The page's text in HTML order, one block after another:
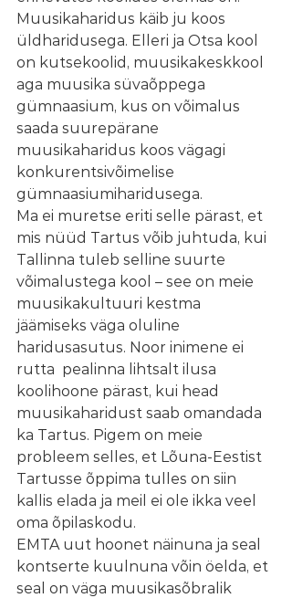
Muusikaharidus käib ju koos
üldharidusega. Elleri ja Otsa kool
on kutsekoolid, muusikakeskkool
aga muusika süvaõppega
gümnaasium, kus on võimalus
saada suurepärane
muusikaharidus koos vägagi
konkurentsivõimelise
gümnaasiumiharidusega.
Ma ei muretse eriti selle pärast, et
mis nüüd Tartus võib juhtuda, kui
Tallinna tuleb selline suurte
võimalustega kool – see on meie
muusikakultuuri kestma
jäämiseks väga oluline
haridusasutus. Noor inimene ei
rutta  pealinna lihtsalt ilusa
koolihoone pärast, kui head
muusikaharidust saab omandada
ka Tartus. Pigem on meie
probleem selles, et Lõuna-Eestist
Tartusse õppima tulles on siin
kallis elada ja meil ei ole ikka veel
oma õpilaskodu.
EMTA uut hoonet näinuna ja seal
kontserte kuulnuna võin öelda, et
seal on väga muusikasõbralik